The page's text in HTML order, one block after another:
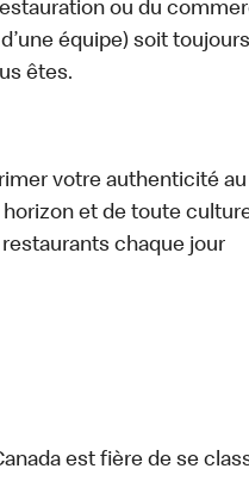
ou du
équipe) soit
êtes.
votre authenticité
et de toute
chaque jour
est fière de se